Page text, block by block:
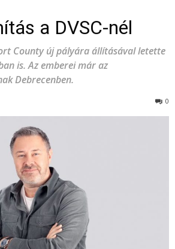
a DVSC-nél
County új pályára állításával letette
is. Az emberei már az
Debrecenben.
0